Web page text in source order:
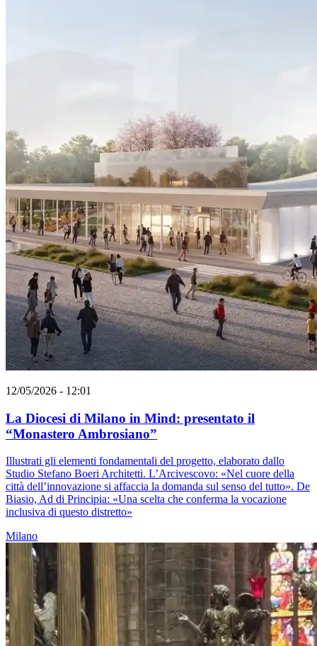
12/05/2026 - 12:01
La Diocesi di Milano in Mind: presentato il
“Monastero Ambrosiano”
Illustrati gli elementi fondamentali del progetto, elaborato dallo
Studio Stefano Boeri Architetti. L’Arcivescovo: «Nel cuore della
città dell’innovazione si affaccia la domanda sul senso del tutto». De
Biasio, Ad di Principia: «Una scelta che conferma la vocazione
inclusiva di questo distretto»
Milano